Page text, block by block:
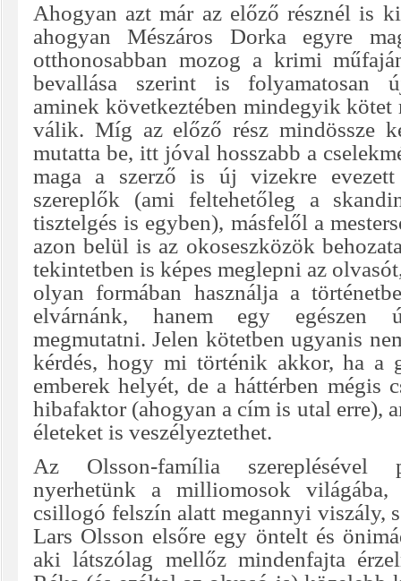
Ahogyan azt már az előző résznél is
ahogyan Mészáros Dorka egyre
otthonosabban mozog a krimi
bevallása szerint is folyamatosan
aminek következtében mindegyik kötet
válik. Míg az előző rész mindössze
mutatta be, itt jóval hosszabb a
maga a szerző is új vizekre
szereplők (ami feltehetőleg a
tisztelgés is egyben), másfelől a
azon belül is az okoseszközök
tekintetben is képes meglepni az
olyan formában használja a
elvárnánk, hanem egy
megmutatni. Jelen kötetben ugyanis
kérdés, hogy mi történik akkor, ha a
emberek helyét, de a háttérben mégis
hibafaktor (ahogyan a cím is utal erre),
életeket is veszélyeztethet.
Az Olsson-família szereplésével
nyerhetünk a milliomosok
csillogó felszín alatt megannyi viszály,
Lars Olsson elsőre egy öntelt és
aki látszólag mellőz mindenfajta